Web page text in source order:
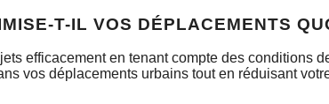
T-IL VOS DÉPLACEMENTS
efficacement en tenant compte des conditions
vos déplacements urbains tout en réduisant